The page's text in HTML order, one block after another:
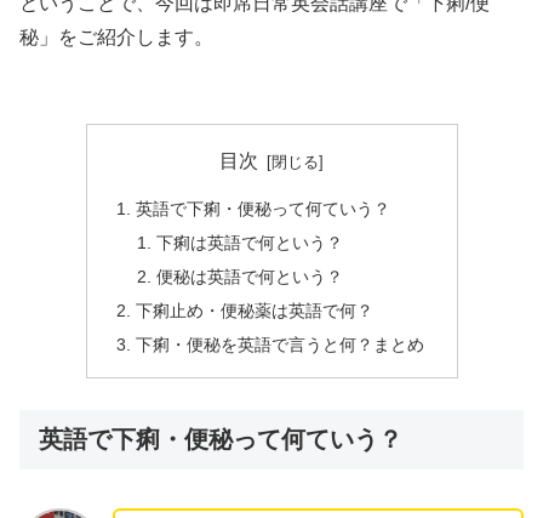
秘」をご紹介します。
目次
英語で下痢・便秘って何ていう？
下痢は英語で何という？
便秘は英語で何という？
下痢止め・便秘薬は英語で何？
下痢・便秘を英語で言うと何？まとめ
英語で下痢・便秘って何ていう？